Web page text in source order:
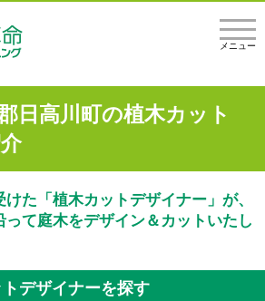
メニュー
日高川町の植木カット
た「植木カットデザイナー」が、
って庭木をデザイン＆カットいたし
デザイナーを探す